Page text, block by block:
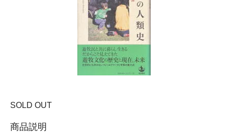
SOLD OUT
商品説明